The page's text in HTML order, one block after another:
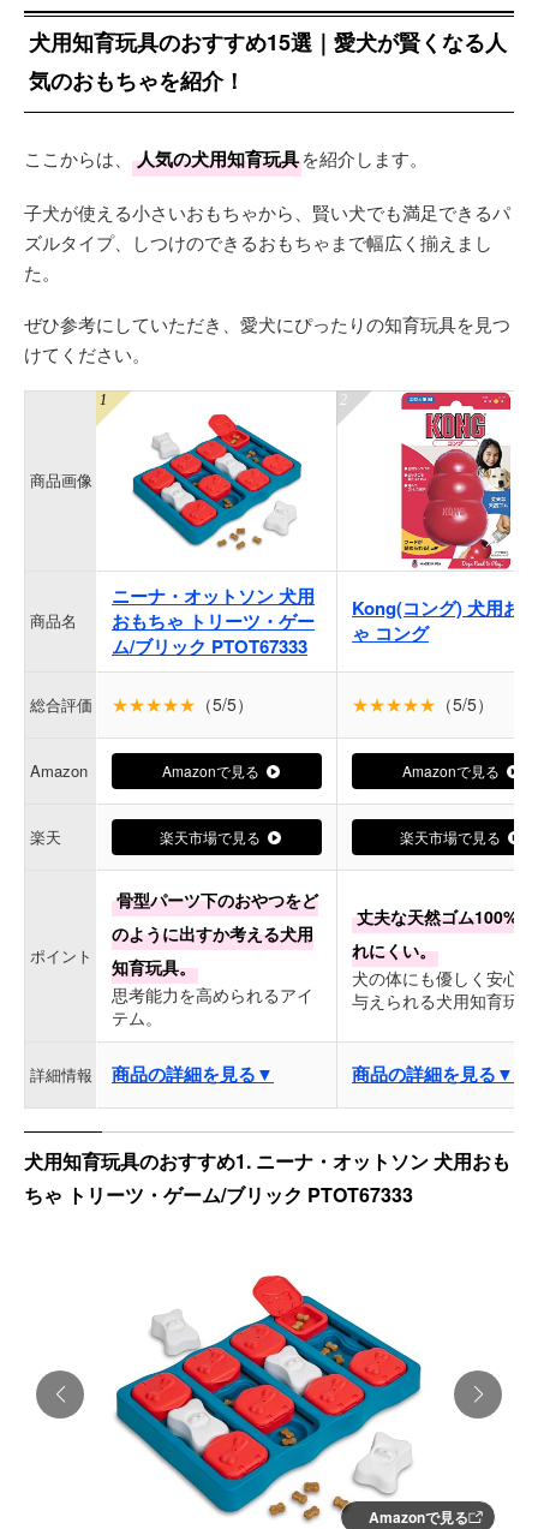
犬用知育玩具のおすすめ15選｜愛犬が賢くなる人
気のおもちゃを紹介！
ここからは、 人気の犬用知育玩具を紹介します。
子犬が使える小さいおもちゃから、賢い犬でも満足できるパ
ズルタイプ、しつけのできるおもちゃまで幅広く揃えまし
た。
ぜひ参考にしていただき、愛犬にぴったりの知育玩具を見つ
けてください。
商品画像
商品名
ニーナ・オットソン 犬用
おもちゃ トリーツ・ゲー
ム/ブリック PTOT67333
Kong(コング) 犬用お
ゃ コング
総合評価 ★★★★★ （5/5） ★★★★★ （5/5）
Amazon Amazonで見る Amazonで見る
楽天 楽天市場で見る 楽天市場で見る
ポイント
骨型パーツ下のおやつをど
のように出すか考える犬用
知育玩具。
思考能力を高められるアイ
テム。
丈夫な天然ゴム100%
れにくい。
犬の体にも優しく安心
与えられる犬用知育玩
詳細情報 商品の詳細を見る▼ 商品の詳細を見る▼
犬用知育玩具のおすすめ1. ニーナ・オットソン 犬用おも
ちゃ トリーツ・ゲーム/ブリック PTOT67333
Amazonで見る